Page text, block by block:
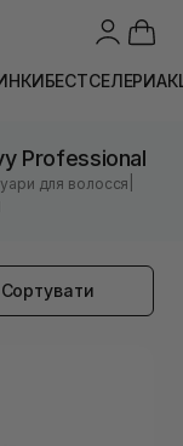
БЕСТСЕЛЕРИ
Professional
для волосся
Сортувати